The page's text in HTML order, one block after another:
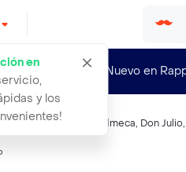
en
y los
¿Nuevo en
,Don Julio Blanco Olmeca, Don Julio,